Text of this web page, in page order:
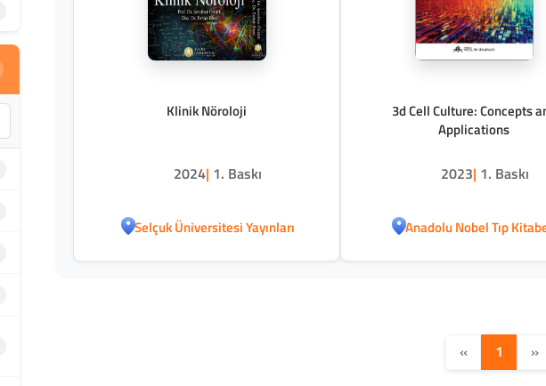
Klinik Nöroloji
2024| 1. Baskı
Selçuk Üniversitesi Yayınları
3d Cell Culture: Concepts
Applications
2023| 1. Baskı
Anadolu Nobel Tıp
« 1 »